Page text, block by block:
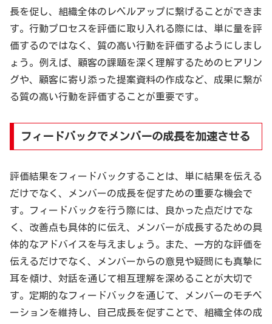
長を促し、組織全体のレベルアップに繋げることができま
す。行動プロセスを評価に取り入れる際には、単に量を評
価するのではなく、質の高い行動を評価するようにしまし
ょう。例えば、顧客の課題を深く理解するためのヒアリン
グや、顧客に寄り添った提案資料の作成など、成果に繋が
る質の高い行動を評価することが重要です。
フィードバックでメンバーの成長を加速させる
評価結果をフィードバックすることは、単に結果を伝える
だけでなく、メンバーの成長を促すための重要な機会で
す。フィードバックを行う際には、良かった点だけでな
く、改善点も具体的に伝え、メンバーが成長するための具
体的なアドバイスを与えましょう。また、一方的な評価を
伝えるだけでなく、メンバーからの意見や疑問にも真摯に
耳を傾け、対話を通じて相互理解を深めることが大切で
す。定期的なフィードバックを通じて、メンバーのモチベ
ーションを維持し、自己成長を促すことで、組織全体の成